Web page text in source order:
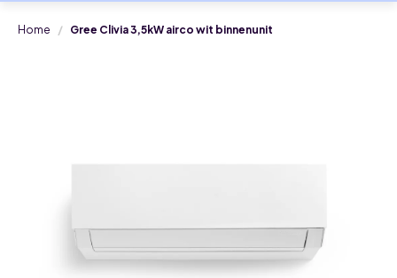
Home Gree Clivia 3,5kW airco wit binnenunit